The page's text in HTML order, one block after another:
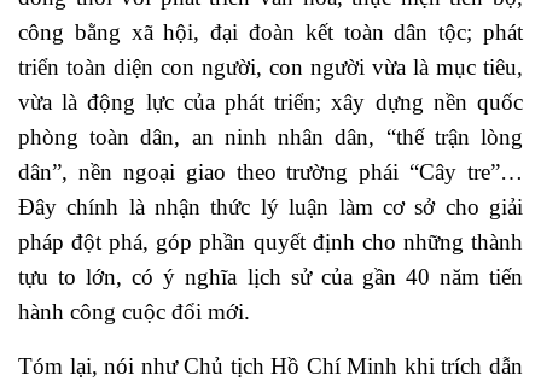
công bằng xã hội, đại đoàn kết toàn dân tộc; phát
triển toàn diện con người, con người vừa là mục tiêu,
vừa là động lực của phát triển; xây dựng nền quốc
phòng toàn dân, an ninh nhân dân, “thế trận lòng
dân”, nền ngoại giao theo trường phái “Cây tre”…
Đây chính là nhận thức lý luận làm cơ sở cho giải
pháp đột phá, góp phần quyết định cho những thành
tựu to lớn, có ý nghĩa lịch sử của gần 40 năm tiến
hành công cuộc đổi mới.
Tóm lại, nói như Chủ tịch Hồ Chí Minh khi trích dẫn